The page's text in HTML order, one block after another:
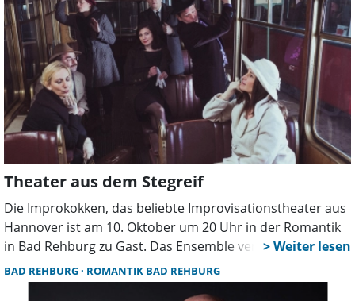
Theater aus dem Stegreif
Die Improkokken, das beliebte Improvisationstheater aus
Hannover ist am 10. Oktober um 20 Uhr in der Romantik
in Bad Rehburg zu Gast. Das Ensemble verspricht einen
Theaterabend mit ungewisser Entwicklung.
BAD REHBURG ROMANTIK BAD REHBURG